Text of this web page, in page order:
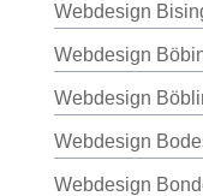
Webdesign
Webdesign
Webdesign
Webdesign
Webdesign